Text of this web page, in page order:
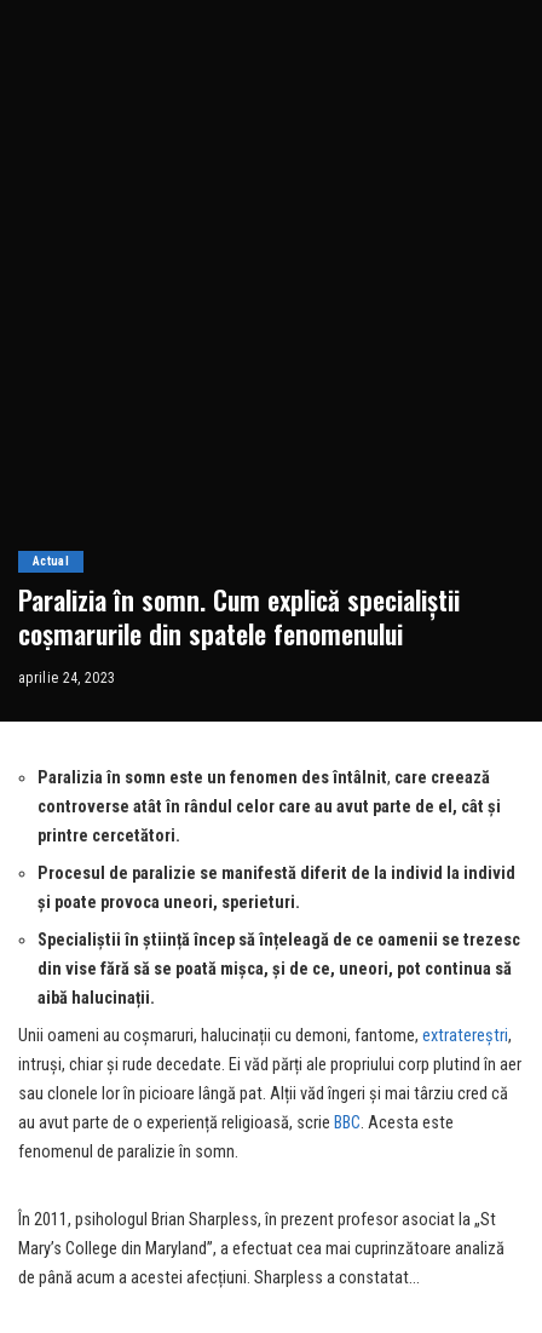
Actual
Paralizia în somn. Cum explică specialiștii
coșmarurile din spatele fenomenului
aprilie 24, 2023
Paralizia în somn este un fenomen des întâlnit, care creează
controverse atât în rândul celor care au avut parte de el, cât și
printre cercetători.
Procesul de paralizie se manifestă diferit de la individ la individ
și poate provoca uneori, sperieturi.
Specialiștii în știință încep să înțeleagă de ce oamenii se trezesc
din vise fără să se poată mișca, și de ce, uneori, pot continua să
aibă halucinații.
Unii oameni au coșmaruri, halucinații cu demoni, fantome, extratereștri,
intruși, chiar și rude decedate. Ei văd părți ale propriului corp plutind în aer
sau clonele lor în picioare lângă pat. Alții văd îngeri și mai târziu cred că
au avut parte de o experiență religioasă, scrie BBC. Acesta este
fenomenul de paralizie în somn.
În 2011, psihologul Brian Sharpless, în prezent profesor asociat la „St
Mary’s College din Maryland”, a efectuat cea mai cuprinzătoare analiză
de până acum a acestei afecțiuni. Sharpless a constatat…